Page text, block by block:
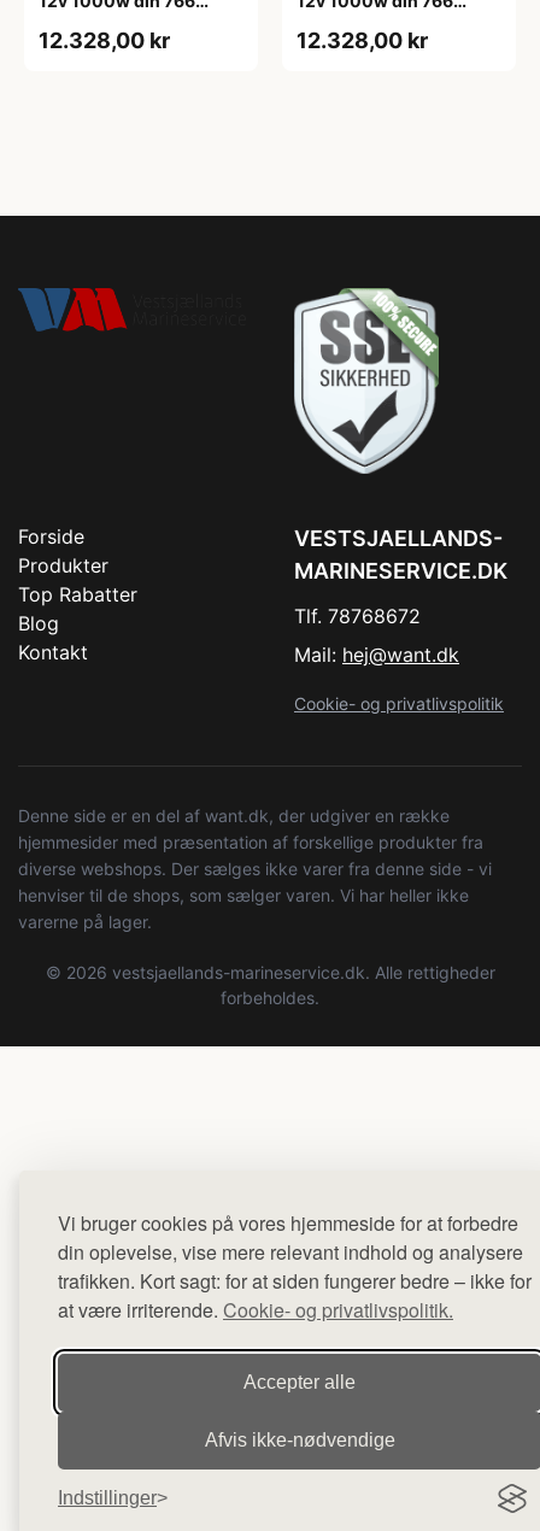
Vi bruger cookies på vores hjemmeside for at forbedre
din oplevelse, vise mere relevant indhold og analysere
trafikken. Kort sagt: for at siden fungerer bedre – ikke for
at være irriterende. Cookie- og privatlivspolitik.
Accepter alle
Afvis ikke‑nødvendige
Indstillinger
12.328,00 kr 12.328,00 kr
Forside
Produkter
Top Rabatter
Blog
Kontakt
VESTSJAELLANDS-
MARINESERVICE.DK
Tlf. 78768672
Mail: hej@want.dk
Cookie- og privatlivspolitik
Denne side er en del af want.dk, der udgiver en række
hjemmesider med præsentation af forskellige produkter fra
diverse webshops. Der sælges ikke varer fra denne side - vi
henviser til de shops, som sælger varen. Vi har heller ikke
varerne på lager.
© 2026 vestsjaellands-marineservice.dk. Alle rettigheder
forbeholdes.